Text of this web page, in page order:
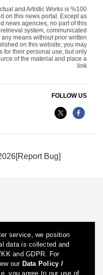
and Artistic Works is %100
on this news portal. Except as
news agencies, no part of this
retrieval system, communicated
any means without prior written
on this website; you may
for their personal use, but only
of the material and place a
link.
FOLLOW US
13:19:33 #1.11#
service, we position
data is collected and
and GDPR. For
ourData Policy /
you agree to our use of